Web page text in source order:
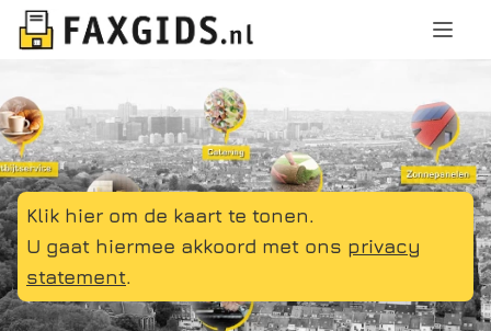
Klik hier om de kaart te tonen.
U gaat hiermee akkoord met ons privacy
statement.